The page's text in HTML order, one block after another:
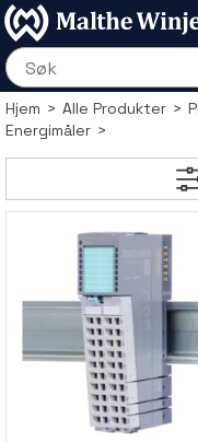
Hjem>Alle Produkter>
Energimåler>